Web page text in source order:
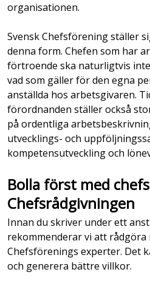
organisationen.
Svensk Chefsförening ställer
denna form. Chefen som har
förtroende ska naturligtvis
vad som gäller för den egna
anställda hos arbetsgivaren.
förordnanden ställer också
på ordentliga
utvecklings- och
kompetensutveckling och
Bolla först med
Chefsrådgivningen
Innan du skriver under ett
rekommenderar vi att rådgöra
Chefsförenings experter. Det
och generera bättre villkor.